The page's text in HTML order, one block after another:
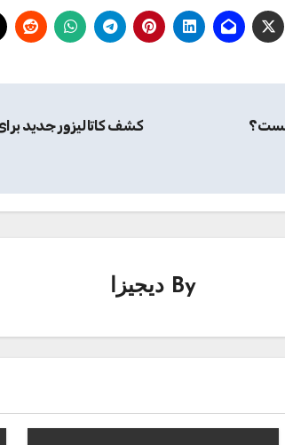
کشف کاتالیزور جدید
By دیجیزا